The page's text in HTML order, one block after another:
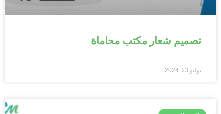
تصميم شعار مكتب محاماة
يوليو 23, 2024